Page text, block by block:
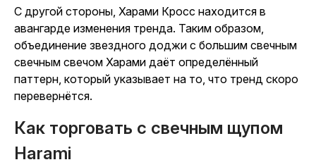
С другой стороны, Харами Кросс находится в
авангарде изменения тренда. Таким образом,
объединение звездного доджи с большим свечным
свечным свечом Харами даёт определённый
паттерн, который указывает на то, что тренд скоро
перевернётся.
Как торговать с свечным щупом
Harami